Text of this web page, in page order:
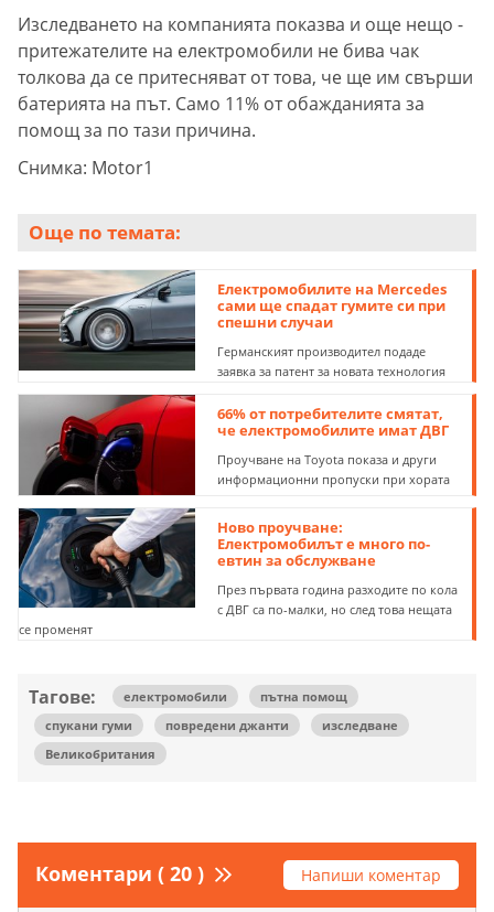
Изследването на компанията показва и още нещо -
притежателите на електромобили не бива чак
толкова да се притесняват от това, че ще им свърши
батерията на път. Само 11% от обажданията за
помощ за по тази причина.
Снимка: Motor1
Още по темата:
Електромобилите на Mercedes
сами ще спадат гумите си при
спешни случаи
Германският производител подаде
заявка за патент за новата технология
66% от потребителите смятат,
че електромобилите имат ДВГ
Проучване на Toyota показа и други
информационни пропуски при хората
Ново проучване:
Електромобилът е много по-
евтин за обслужване
През първата година разходите по кола
с ДВГ са по-малки, но след това нещата
се променят
Тагове: електромобили
пътна помощ
спукани гуми
повредени джанти
изследване
Великобритания
Коментари ( 20 ) Напиши коментар